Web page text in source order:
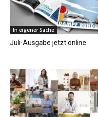
In eigener Sache
Juli-Ausgabe jetzt online